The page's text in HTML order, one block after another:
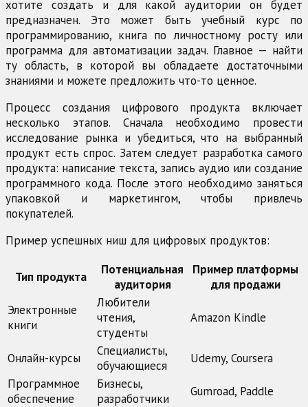
хотите создать и для какой аудитории он будет
предназначен. Это может быть учебный курс по
программированию, книга по личностному росту или
программа для автоматизации задач. Главное — найти
ту область, в которой вы обладаете достаточными
знаниями и можете предложить что-то ценное.
Процесс создания цифрового продукта включает
несколько этапов. Сначала необходимо провести
исследование рынка и убедиться, что на выбранный
продукт есть спрос. Затем следует разработка самого
продукта: написание текста, запись аудио или создание
программного кода. После этого необходимо заняться
упаковкой и маркетингом, чтобы привлечь
покупателей.
Пример успешных ниш для цифровых продуктов:
Тип продукта
Потенциальная
аудитория
Пример платформы
для продажи
Электронные
книги
Любители
чтения,
студенты
Amazon Kindle
Онлайн-курсы
Специалисты,
обучающиеся
Udemy, Coursera
Программное
обеспечение
Бизнесы,
разработчики
Gumroad, Paddle